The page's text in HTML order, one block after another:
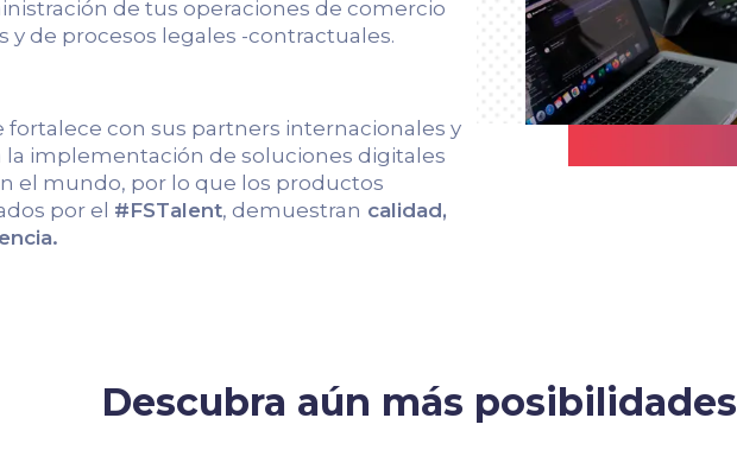
de tus operaciones de comercio
y de procesos legales -contractuales.
fortalece con sus partners internacionales y
la implementación de soluciones digitales
el mundo, por lo que los productos
por el #FSTalent, demuestran calidad,
Descubra aún más posibilidades